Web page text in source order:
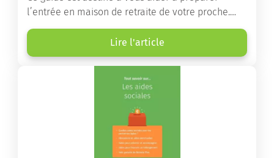
l’entrée en maison de retraite de votre proche.
Vous y trouverez un panorama des différents types
d’établissements ainsi que des conseils pratiques
destinés à orienter les familles et à leur faciliter
Lire l'article